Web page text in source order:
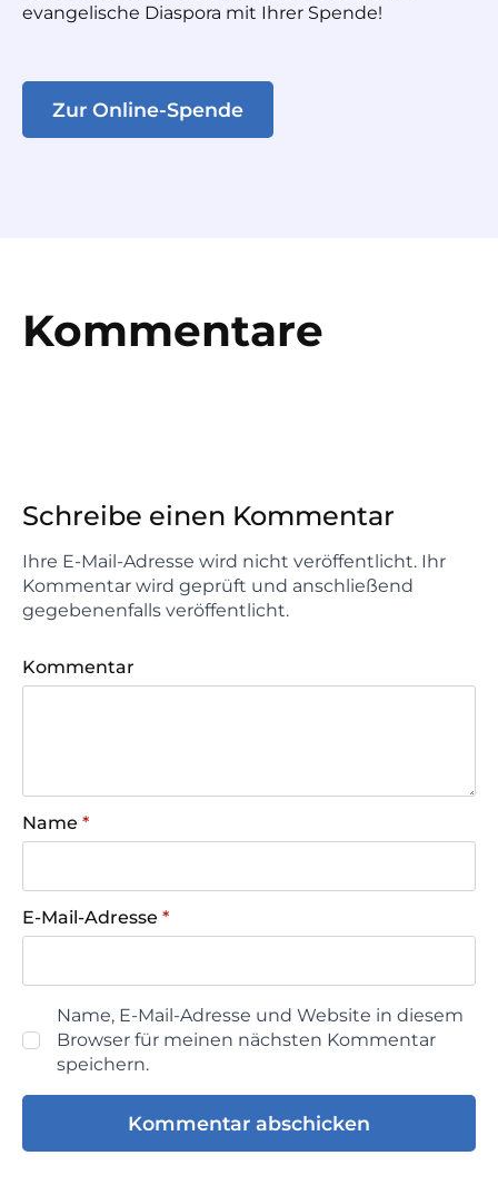
evangelische Diaspora mit Ihrer Spende!
Zur Online-Spende
Kommentare
Schreibe einen Kommentar
Ihre E-Mail-Adresse wird nicht veröffentlicht. Ihr
Kommentar wird geprüft und anschließend
gegebenenfalls veröffentlicht.
Kommentar
Name *
E-Mail-Adresse *
Name, E-Mail-Adresse und Website in diesem
Browser für meinen nächsten Kommentar
speichern.